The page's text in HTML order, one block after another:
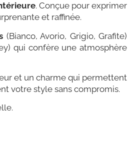
. Conçue pour exprimer
et raffinée.
(Bianco, Avorio, Grigio, Grafite)
qui confère une atmosphère
et un charme qui permettent
votre style sans compromis.